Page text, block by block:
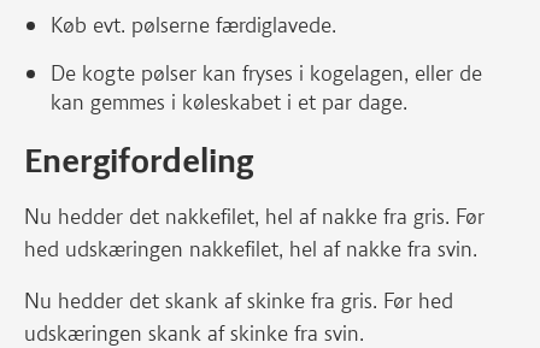
Køb evt. pølserne færdiglavede.
De kogte pølser kan fryses i kogelagen, eller de
kan gemmes i køleskabet i et par dage.
Energifordeling
Nu hedder det nakkefilet, hel af nakke fra gris. Før
hed udskæringen nakkefilet, hel af nakke fra svin.
Nu hedder det skank af skinke fra gris. Før hed
udskæringen skank af skinke fra svin.